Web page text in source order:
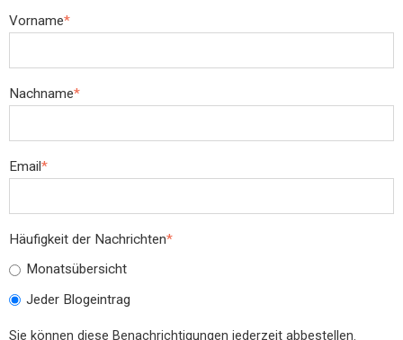
Vorname*
Nachname*
Email*
Häufigkeit der Nachrichten*
Monatsübersicht
Jeder Blogeintrag
Sie können diese Benachrichtigungen jederzeit abbestellen.